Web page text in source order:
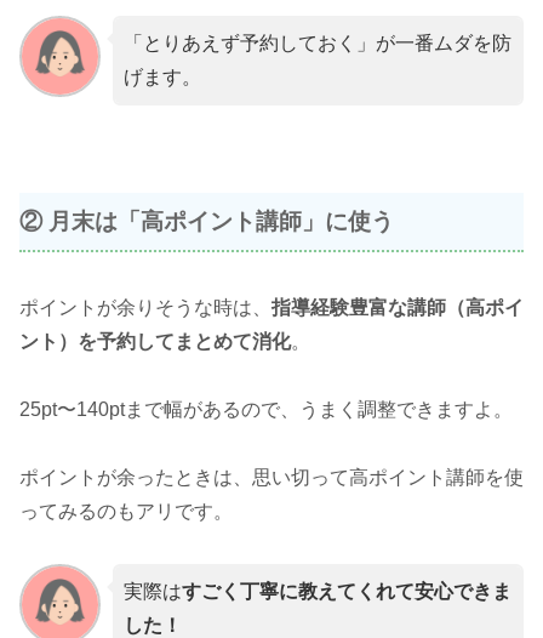
「とりあえず予約しておく」が一番ムダを防
げます。
② 月末は「高ポイント講師」に使う
ポイントが余りそうな時は、 指導経験豊富な講師（高ポイ
ント）を予約してまとめて消化。
25pt〜140ptまで幅があるので、うまく調整できますよ。
ポイントが余ったときは、思い切って高ポイント講師を使
ってみるのもアリです。
実際はすごく丁寧に教えてくれて安心できま
した！